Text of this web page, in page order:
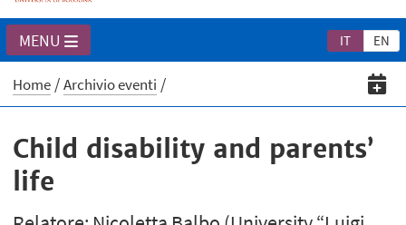
IT EN
MENU
Home Archivio eventi
Child disability and parents’
life